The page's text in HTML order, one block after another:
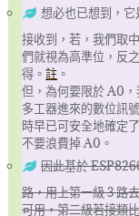
想必也已想到，
接收到，若，我們取
們就視為高準位，反
得。 註。
但，為何要限於 A0
多工器進來的數位訊
時早已可安全地確定
不要浪費掉 A0。
因此基於
路，用上第一級 3 路
可用，第二級若接類